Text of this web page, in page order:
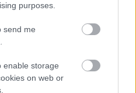
purposes.
send me
enable storage
on web or
Μαθητικό –Φοιτητικό
: Με Πρόσκληση